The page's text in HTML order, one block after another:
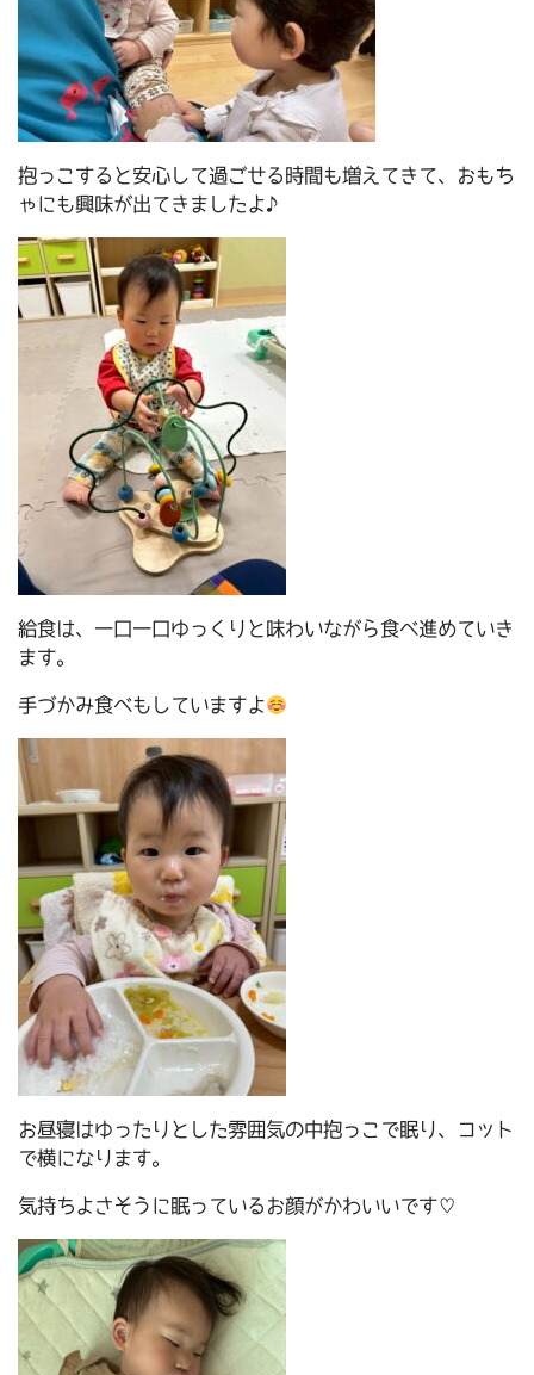
抱っこすると安心して過ごせる時間も増えてきて、おもち
ゃにも興味が出てきましたよ♪
給食は、一口一口ゆっくりと味わいながら食べ進めていき
ます。
手づかみ食べもしていますよ
お昼寝はゆったりとした雰囲気の中抱っこで眠り、コット
で横になります。
気持ちよさそうに眠っているお顔がかわいいです♡